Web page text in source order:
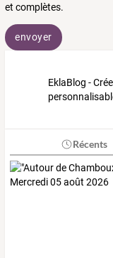
et complètes.
envoyer
EklaBlog -
Récents